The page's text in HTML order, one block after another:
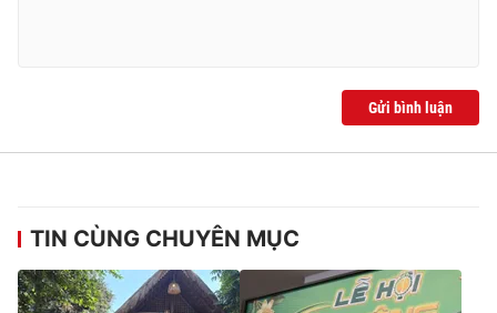
Gửi bình luận
TIN CÙNG CHUYÊN MỤC